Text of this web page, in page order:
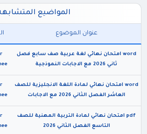
المواضيع
عنوان الموضوع
word امتحان نهائي لغة عربية صف سابع فصل
ثاني 2026 مع الاجابات النموذجية
word امتحان نهائي لمادة اللغة الانجليزية للصف
العاشر الفصل الثاني 2026 مع الاجابات
pdf امتحان نهائي لمادة التربية المهنية للصف
التاسع الفصل الثاني 2026